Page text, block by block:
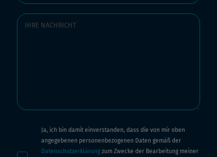
Ja, ich bin damit einverstanden, dass die von mir oben
angegebenen personenbezogenen Daten gemäß der
Datenschutzerklärung zum Zwecke der Bearbeitung meiner